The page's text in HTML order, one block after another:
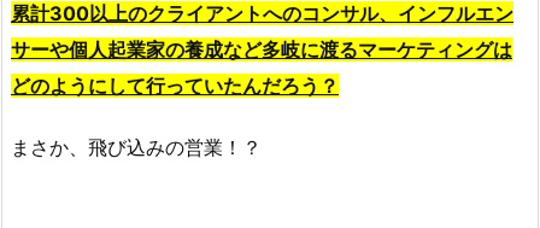
累計300以上のクライアントへのコンサル、インフルエン
サーや個人起業家の養成など多岐に渡るマーケティングは
どのようにして行っていたんだろう？
まさか、飛び込みの営業！？